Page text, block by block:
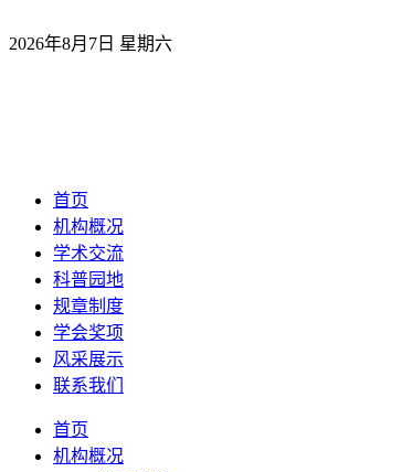
2026年8月7日 星期六
首页
机构概况
学术交流
科普园地
规章制度
学会奖项
风采展示
联系我们
首页
机构概况